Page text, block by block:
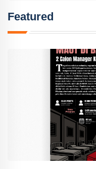
Featured